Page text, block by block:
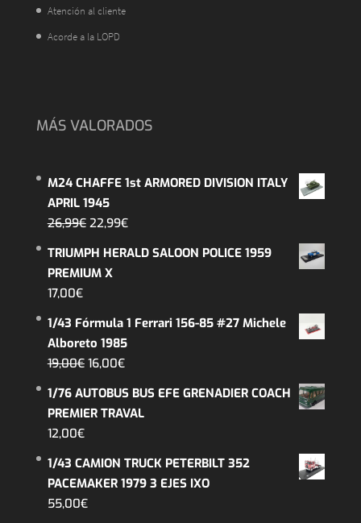
Atención al cliente
Acorde a la LOPD
MÁS VALORADOS
M24 CHAFFE 1st ARMORED DIVISION ITALY
APRIL 1945
26,99€ El
original
era:
22,99€El
actual
TRIUMPH HERALD SALOON POLICE 1959
PREMIUM X
17,00€
1/43 Fórmula 1 Ferrari 156-85 #27 Michele
Alboreto 1985
19,00€ El
original
era:
16,00€El
actual
es:
1/76 AUTOBUS BUS EFE GRENADIER COACH
PREMIER TRAVAL
12,00€
1/43 CAMION TRUCK PETERBILT 352
PACEMAKER 1979 3 EJES IXO
55,00€